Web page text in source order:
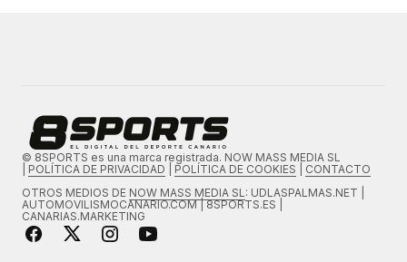
© 8SPORTS es una marca registrada. NOW MASS MEDIA SL
POLÍTICA DE PRIVACIDAD POLÍTICA DE COOKIES
CONTACTO
OTROS MEDIOS DE NOW MASS MEDIA SL : UDLASPALMAS.NET |
AUTOMOVILISMOCANARIO.COM | 8SPORTS.ES |
CANARIAS.MARKETING